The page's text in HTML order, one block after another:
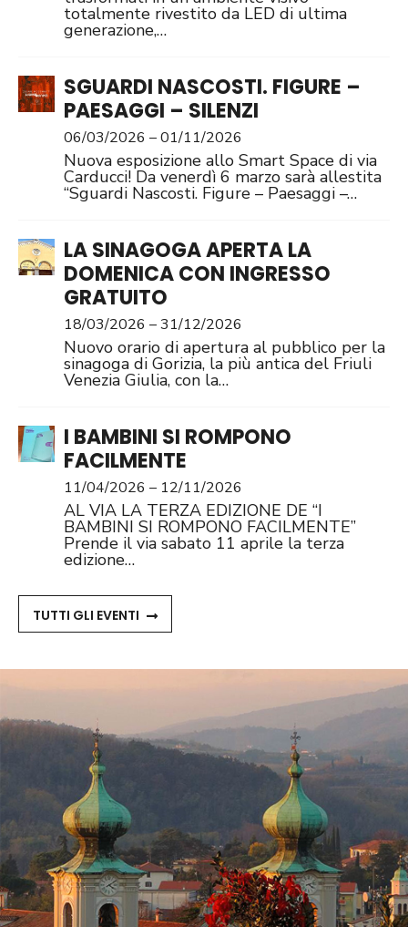
totalmente rivestito da LED di ultima
generazione,…
SGUARDI NASCOSTI. FIGURE –
PAESAGGI – SILENZI
06/03/2026 – 01/11/2026
Nuova esposizione allo Smart Space di via
Carducci! Da venerdì 6 marzo sarà allestita
“Sguardi Nascosti. Figure – Paesaggi –…
LA SINAGOGA APERTA LA
DOMENICA CON INGRESSO
GRATUITO
18/03/2026 – 31/12/2026
Nuovo orario di apertura al pubblico per la
sinagoga di Gorizia, la più antica del Friuli
Venezia Giulia, con la…
I BAMBINI SI ROMPONO
FACILMENTE
11/04/2026 – 12/11/2026
AL VIA LA TERZA EDIZIONE DE “I
BAMBINI SI ROMPONO FACILMENTE”
Prende il via sabato 11 aprile la terza
edizione…
TUTTI GLI EVENTI